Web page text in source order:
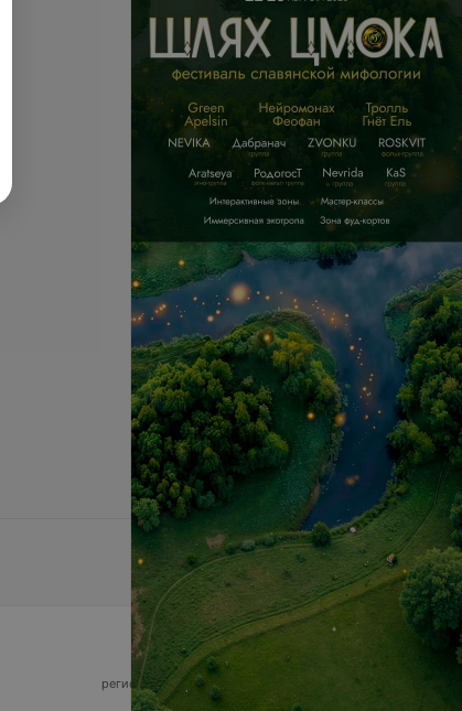
© 2026 ООО «Артокс Лаб», УНП 191700409,
регистрирующий орган - Минский горисполком
220012, Республика Беларусь, г. Минск,